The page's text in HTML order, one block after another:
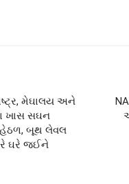
મેઘાલય અને
ખાસ સઘન
હેઠળ, બૂથ લેવલ
ઘરે જઈને